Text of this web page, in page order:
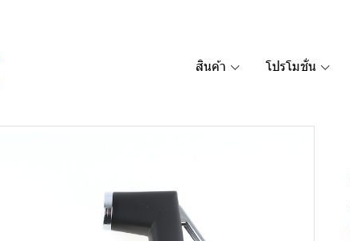
สินค้า โปรโมชั่น